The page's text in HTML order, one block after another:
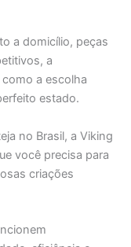
a domicílio, peças
a
a escolha
estado.
no Brasil, a Viking
você precisa para
criações